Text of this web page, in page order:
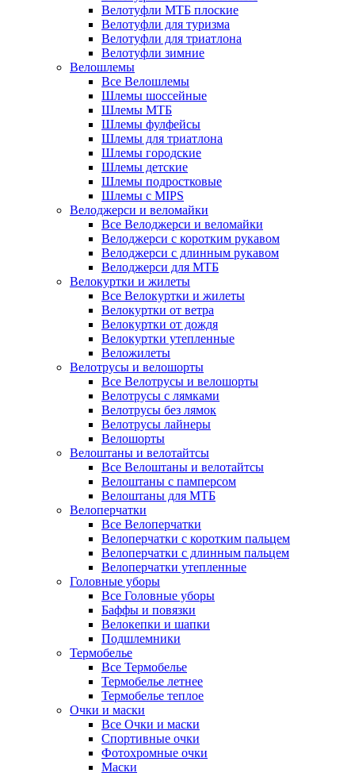
Велотуфли МТБ плоские
Велотуфли для туризма
Велотуфли для триатлона
Велотуфли зимние
Велошлемы
Все Велошлемы
Шлемы шоссейные
Шлемы МТБ
Шлемы фулфейсы
Шлемы для триатлона
Шлемы городские
Шлемы детские
Шлемы подростковые
Шлемы с MIPS
Велоджерси и веломайки
Все Велоджерси и веломайки
Велоджерси с коротким рукавом
Велоджерси с длинным рукавом
Велоджерси для МТБ
Велокуртки и жилеты
Все Велокуртки и жилеты
Велокуртки от ветра
Велокуртки от дождя
Велокуртки утепленные
Веложилеты
Велотрусы и велошорты
Все Велотрусы и велошорты
Велотрусы с лямками
Велотрусы без лямок
Велотрусы лайнеры
Велошорты
Велоштаны и велотайтсы
Все Велоштаны и велотайтсы
Велоштаны с памперсом
Велоштаны для МТБ
Велоперчатки
Все Велоперчатки
Велоперчатки с коротким пальцем
Велоперчатки с длинным пальцем
Велоперчатки утепленные
Головные уборы
Все Головные уборы
Баффы и повязки
Велокепки и шапки
Подшлемники
Термобелье
Все Термобелье
Термобелье летнее
Термобелье теплое
Очки и маски
Все Очки и маски
Спортивные очки
Фотохромные очки
Маски